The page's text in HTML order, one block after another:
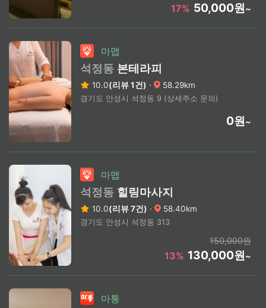
17% 50,000원~
마맵
석정동 본테라피
10.0(리뷰 1건) · 58.29km
경기도 안성시 석정동 9 (상세주소 문의)
0원~
마맵
석정동 힐링마사지
10.0(리뷰 7건) · 58.40km
경기도 안성시 석정동 313
150,000원
13% 130,000원~
마통